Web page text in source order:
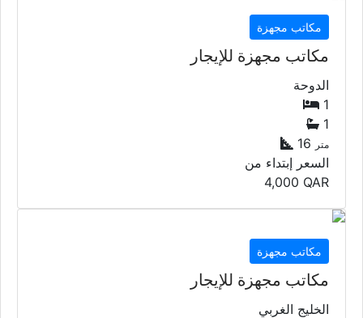
مكاتب مجهزة
مكاتب مجهزة للإيجار
الدوحة
1
1
16
متر
السعر إبتداء من
4,000 QAR
مكاتب مجهزة
مكاتب مجهزة للإيجار
الخليج الغربي